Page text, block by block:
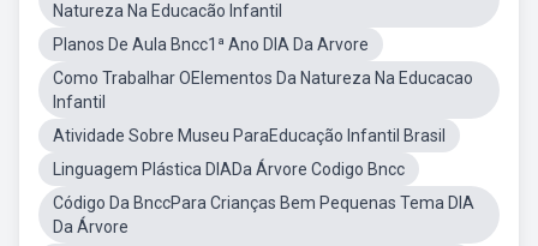
Natureza Na Educacão Infantil
Planos De Aula Bncc1ª Ano DIA Da Arvore
Como Trabalhar OElementos Da Natureza Na Educacao
Infantil
Atividade Sobre Museu ParaEducação Infantil Brasil
Linguagem Plástica DIADa Árvore Codigo Bncc
Código Da BnccPara Crianças Bem Pequenas Tema DIA
Da Árvore